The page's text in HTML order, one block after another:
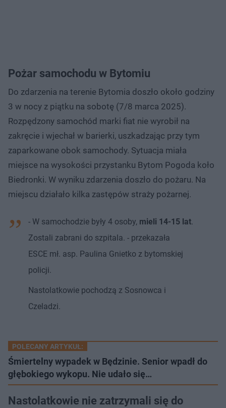
Pożar samochodu w Bytomiu
Do zdarzenia na terenie Bytomia doszło około godziny
3 w nocy z piątku na sobotę (7/8 marca 2025).
Rozpędzony samochód marki fiat nie wyrobił na
zakręcie i wjechał w barierki, uszkadzając przy tym
zaparkowane obok samochody. Sytuacja miała
miejsce na wysokości przystanku Bytom Pogoda koło
Biedronki. W wyniku zdarzenia doszło do pożaru. Na
miejscu działało kilka zastępów straży pożarnej.
- W samochodzie były 4 osoby, mieli 14-15 lat.
Zostali zabrani do szpitala. - przekazała
ESCE mł. asp. Paulina Gnietko z bytomskiej
policji.
Nastolatkowie pochodzą z Sosnowca i
Czeladzi.
POLECANY ARTYKUŁ:
Śmiertelny wypadek w Będzinie. Senior wpadł do
głębokiego wykopu. Nie udało się…
Nastolatkowie nie zatrzymali się do